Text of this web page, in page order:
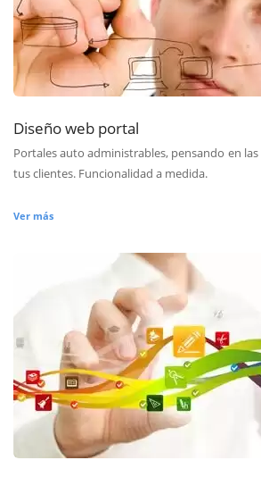
Diseño web portal
Portales auto administrables, pensando en
tus clientes. Funcionalidad a medida.
Ver más